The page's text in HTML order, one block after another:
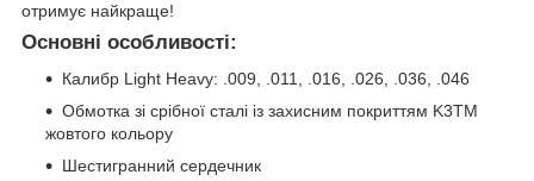
отримує найкраще!
Основні особливості:
Калибр Light Heavy: .009, .011, .016, .026, .036, .046
Обмотка зі срібної сталі із захисним покриттям K3TM
жовтого кольору
Шестигранний сердечник